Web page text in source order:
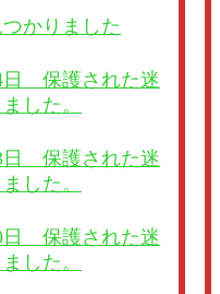
かりました
日 保護された迷
した。
日 保護された迷
した。
日 保護された迷
した。